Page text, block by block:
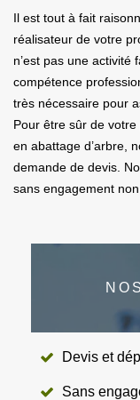
Il est tout à fait
réalisateur de votre
n’est pas une activité
compétence
très nécessaire pour
Pour être sûr de
en abattage d’arbre,
demande de devis.
sans engagement non
Devis et
Sans